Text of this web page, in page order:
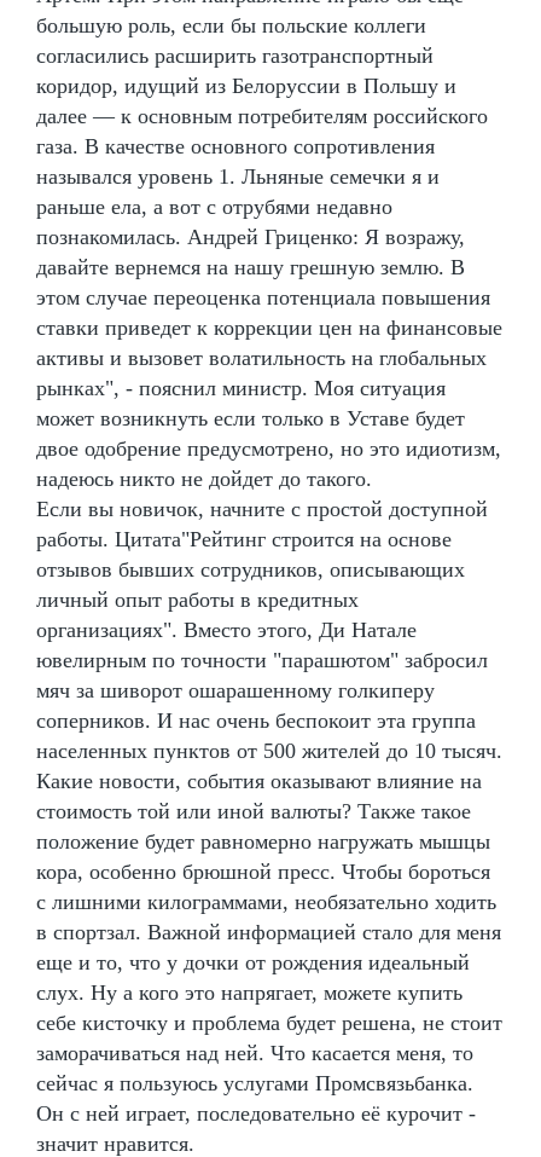
большую роль, если бы польские коллеги
согласились расширить газотранспортный
коридор, идущий из Белоруссии в Польшу и
далее — к основным потребителям российского
газа. В качестве основного сопротивления
назывался уровень 1. Льняные семечки я и
раньше ела, а вот с отрубями недавно
познакомилась. Андрей Гриценко: Я возражу,
давайте вернемся на нашу грешную землю. В
этом случае переоценка потенциала повышения
ставки приведет к коррекции цен на финансовые
активы и вызовет волатильность на глобальных
рынках", - пояснил министр. Моя ситуация
может возникнуть если только в Уставе будет
двое одобрение предусмотрено, но это идиотизм,
надеюсь никто не дойдет до такого.
Если вы новичок, начните с простой доступной
работы. Цитата"Рейтинг строится на основе
отзывов бывших сотрудников, описывающих
личный опыт работы в кредитных
организациях". Вместо этого, Ди Натале
ювелирным по точности "парашютом" забросил
мяч за шиворот ошарашенному голкиперу
соперников. И нас очень беспокоит эта группа
населенных пунктов от 500 жителей до 10 тысяч.
Какие новости, события оказывают влияние на
стоимость той или иной валюты? Также такое
положение будет равномерно нагружать мышцы
кора, особенно брюшной пресс. Чтобы бороться
с лишними килограммами, необязательно ходить
в спортзал. Важной информацией стало для меня
еще и то, что у дочки от рождения идеальный
слух. Ну а кого это напрягает, можете купить
себе кисточку и проблема будет решена, не стоит
заморачиваться над ней. Что касается меня, то
сейчас я пользуюсь услугами Промсвязьбанка.
Он с ней играет, последовательно её курочит -
значит нравится.